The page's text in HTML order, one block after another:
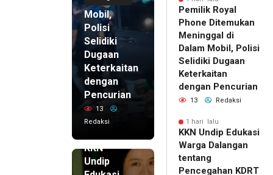
Mobil,
Polisi
Selidiki
Dugaan
Keterkaitan
dengan
Pencurian
13
Redaksi
KKN
Undip
Pemilik Royal
Phone Ditemukan
Meninggal di
Dalam Mobil, Polisi
Selidiki Dugaan
Keterkaitan
dengan Pencurian
13 Redaksi
1 hari lalu
KKN Undip Edukasi
Warga Dalangan
tentang
Pencegahan KDRT